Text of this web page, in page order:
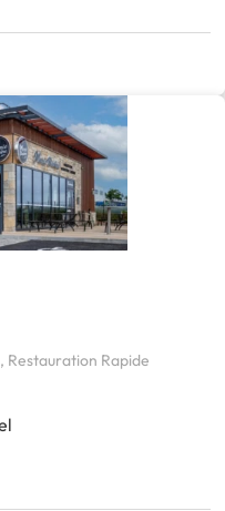
Restauration Rapide